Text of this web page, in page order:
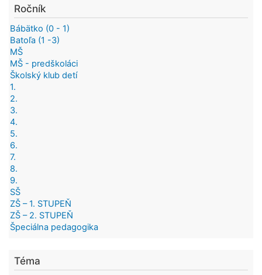
Ročník
Bábätko (0 - 1)
Batoľa (1 -3)
MŠ
MŠ - predškoláci
Školský klub detí
1.
2.
3.
4.
5.
6.
7.
8.
9.
SŠ
ZŠ – 1. STUPEŇ
ZŠ – 2. STUPEŇ
Špeciálna pedagogika
Téma